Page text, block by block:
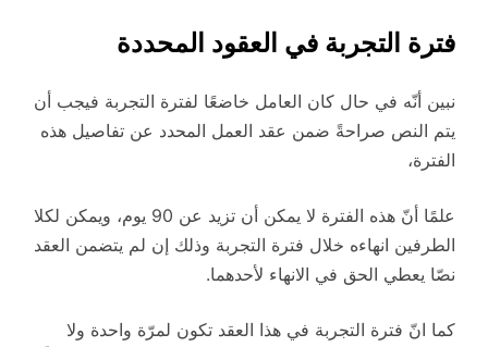
فترة التجربة في العقود المحددة
نبين أنّه في حال كان العامل خاضعًا لفترة التجربة فيجب أن
يتم النص صراحةً ضمن عقد العمل المحدد عن تفاصيل هذه
الفترة،
علمًا أنّ هذه الفترة لا يمكن أن تزيد عن 90 يوم، ويمكن لكلا
الطرفين انهاءه خلال فترة التجربة وذلك إن لم يتضمن العقد
نصّا يعطي الحق في الانهاء لأحدهما.
كما انّ فترة التجربة في هذا العقد تكون لمرّة واحدة ولا